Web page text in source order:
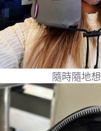
隨時隨地